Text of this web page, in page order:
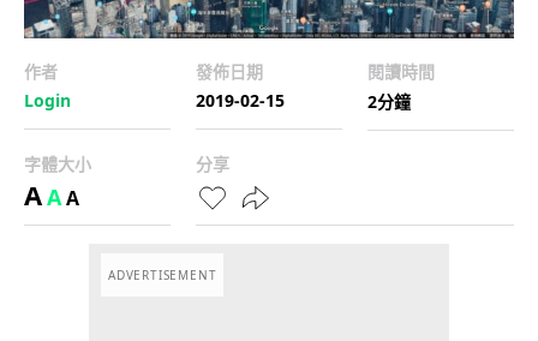
作者
Login
發佈日期
2019-02-15
閱讀時間
2分鐘
字體大小
AAA
分享
ADVERTISEMENT